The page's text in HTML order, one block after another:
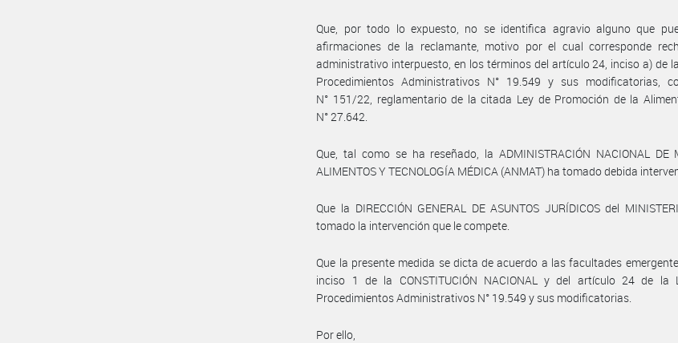
Que, por todo lo expuesto, no se identifica agravio alguno que
afirmaciones de la reclamante, motivo por el cual corresponde
administrativo interpuesto, en los términos del artículo 24, inciso a) de
Procedimientos Administrativos N° 19.549 y sus modificatorias,
N° 151/22, reglamentario de la citada Ley de Promoción de la
N° 27.642.
Que, tal como se ha reseñado, la ADMINISTRACIÓN NACIONAL DE
ALIMENTOS Y TECNOLOGÍA MÉDICA (ANMAT) ha tomado debida
Que la DIRECCIÓN GENERAL DE ASUNTOS JURÍDICOS del
tomado la intervención que le compete.
Que la presente medida se dicta de acuerdo a las facultades
inciso 1 de la CONSTITUCIÓN NACIONAL y del artículo 24 de la
Procedimientos Administrativos N° 19.549 y sus modificatorias.
Por ello,